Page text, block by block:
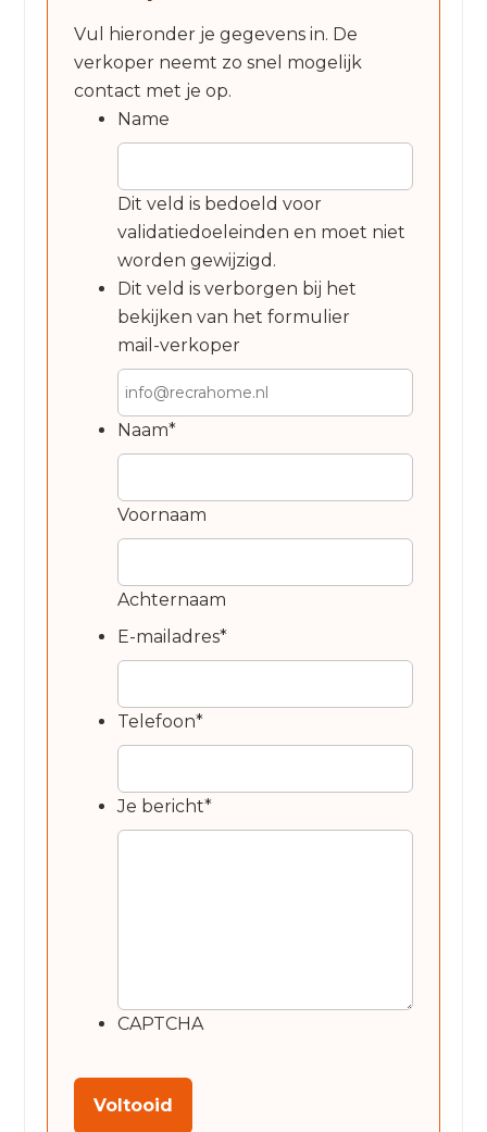
Vul hieronder je gegevens in. De
verkoper neemt zo snel mogelijk
contact met je op.
Name
Dit veld is bedoeld voor
validatiedoeleinden en moet niet
worden gewijzigd.
Dit veld is verborgen bij het
bekijken van het formulier
mail-verkoper
Naam*
Voornaam
Achternaam
E-mailadres*
Telefoon*
Je bericht*
CAPTCHA